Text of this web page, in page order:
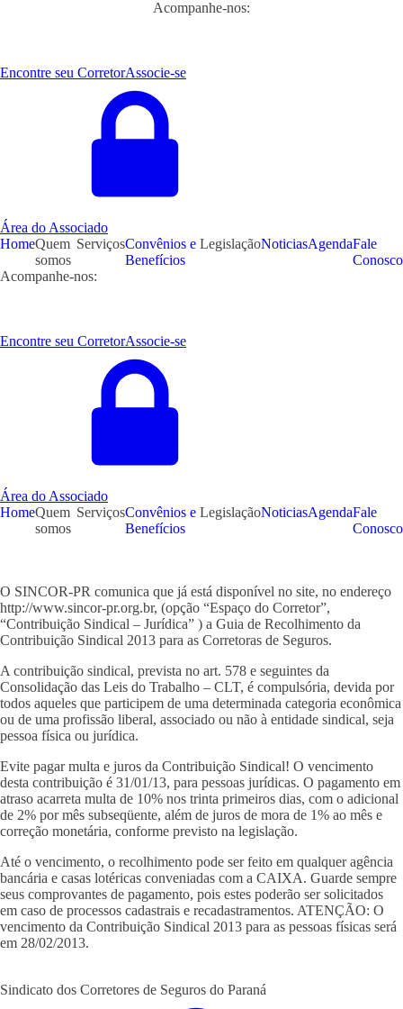
Acompanhe-nos:
Encontre seu CorretorAssocie-se
Área do Associado
HomeQuem
somos
ServiçosConvênios e
Benefícios
LegislaçãoNoticiasAgendaFale
Conosco
Acompanhe-nos:
Encontre seu CorretorAssocie-se
Área do Associado
HomeQuem
somos
ServiçosConvênios e
Benefícios
LegislaçãoNoticiasAgendaFale
Conosco
O SINCOR-PR comunica que já está disponível no site, no endereço
http://www.sincor-pr.org.br, (opção “Espaço do Corretor”,
“Contribuição Sindical – Jurídica” ) a Guia de Recolhimento da
Contribuição Sindical 2013 para as Corretoras de Seguros.
A contribuição sindical, prevista no art. 578 e seguintes da
Consolidação das Leis do Trabalho – CLT, é compulsória, devida por
todos aqueles que participem de uma determinada categoria econômica
ou de uma profissão liberal, associado ou não à entidade sindical, seja
pessoa física ou jurídica.
Evite pagar multa e juros da Contribuição Sindical! O vencimento
desta contribuição é 31/01/13, para pessoas jurídicas. O pagamento em
atraso acarreta multa de 10% nos trinta primeiros dias, com o adicional
de 2% por mês subseqüente, além de juros de mora de 1% ao mês e
correção monetária, conforme previsto na legislação.
Até o vencimento, o recolhimento pode ser feito em qualquer agência
bancária e casas lotéricas conveniadas com a CAIXA. Guarde sempre
seus comprovantes de pagamento, pois estes poderão ser solicitados
em caso de processos cadastrais e recadastramentos. ATENÇÃO: O
vencimento da Contribuição Sindical 2013 para as pessoas físicas será
em 28/02/2013.
Sindicato dos Corretores de Seguros do Paraná